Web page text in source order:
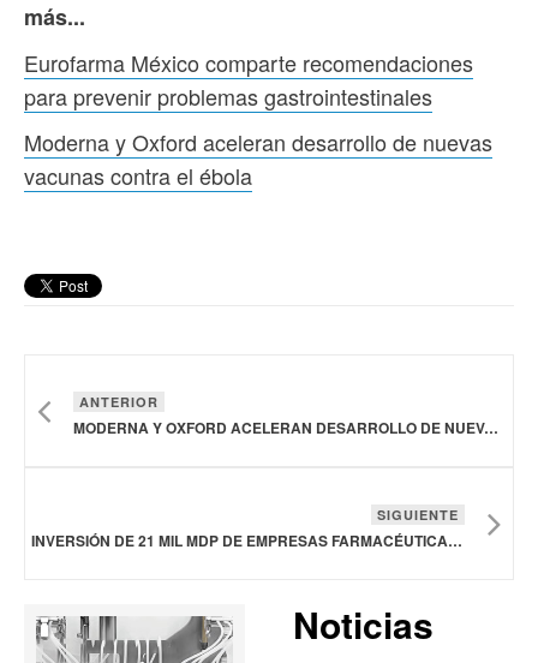
más...
Eurofarma México comparte recomendaciones
para prevenir problemas gastrointestinales
Moderna y Oxford aceleran desarrollo de nuevas
vacunas contra el ébola
ANTERIOR
MODERNA Y OXFORD ACELERAN DESARROLLO DE NUEVAS VACUNAS CONTRA EL ÉBOLA
SIGUIENTE
INVERSIÓN DE 21 MIL MDP DE EMPRESAS FARMACÉUTICAS INCREMENTARÁ PRODUCCIÓN DE MEDICAMENTOS Y FORTALECERÁ LA INDUSTRIA EN MÉXICO
Noticias